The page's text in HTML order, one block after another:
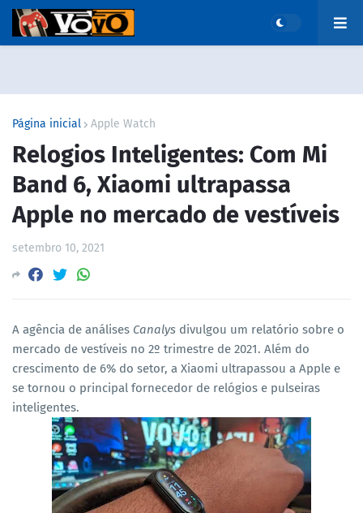
Página inicial Apple Watch
Relogios Inteligentes: Com Mi
Band 6, Xiaomi ultrapassa
Apple no mercado de vestíveis
setembro 10, 2021
A agência de análises Canalys divulgou um relatório sobre o
mercado de vestíveis no 2º trimestre de 2021. Além do
crescimento de 6% do setor, a Xiaomi ultrapassou a Apple e
se tornou o principal fornecedor de relógios e pulseiras
inteligentes.